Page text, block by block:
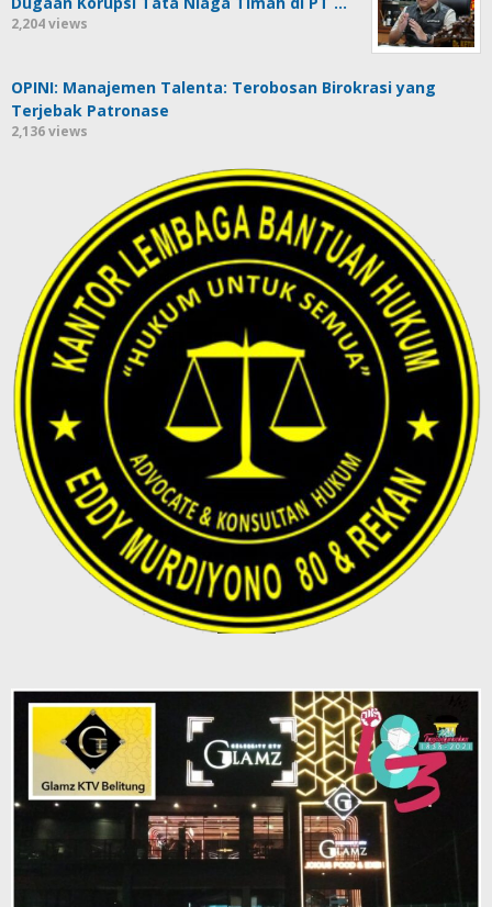
2,204 views
OPINI: Manajemen Talenta: Terobosan Birokrasi yang
Terjebak Patronase
2,136 views